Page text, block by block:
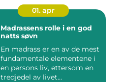
01. apr
Madrassens rolle i en god
natts søvn
En madrass er en av de mest
fundamentale elementene i
en persons liv, ettersom en
tredjedel av livet...